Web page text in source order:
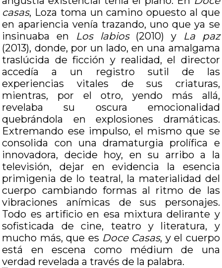
casas, Loza toma un camino opuesto al que
en apariencia venía trazando, uno que ya se
insinuaba en Los labios(2010) y La paz
(2013), donde, por un lado, en una amalgama
traslúcida de ficción y realidad, el director
accedía a un registro sutil de las
experiencias vitales de sus criaturas,
mientras, por el otro, yendo más allá,
revelaba su oscura emocionalidad
quebrándola en explosiones dramáticas.
Extremando ese impulso, el mismo que se
consolida con una dramaturgia prolífica e
innovadora, decide hoy, en su arribo a la
televisión, dejar en evidencia la esencia
primigenia de lo teatral, la materialidad del
cuerpo cambiando formas al ritmo de las
vibraciones anímicas de sus personajes.
Todo es artificio en esa mixtura delirante y
sofisticada de cine, teatro y literatura, y
mucho más, que es Doce Casas, y el cuerpo
está en escena como médium de una
verdad revelada a través de la palabra.